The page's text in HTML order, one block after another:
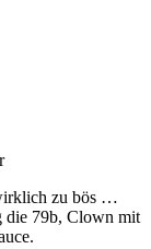
zu bös …
die 79b, Clown mit